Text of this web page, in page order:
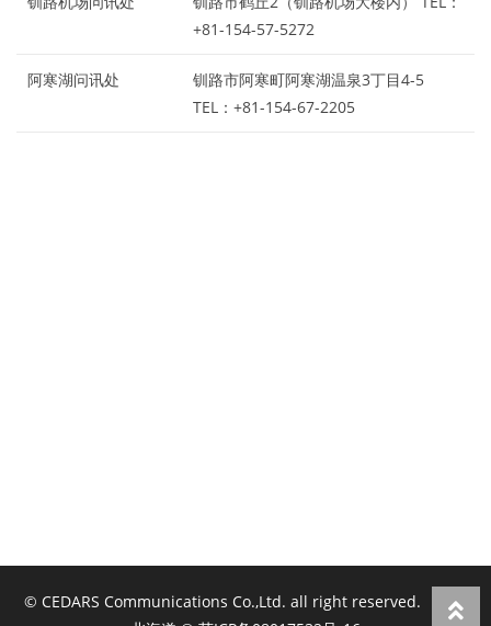
+81-154-57-5272
阿寒湖问讯处
钏路市阿寒町阿寒湖温泉3丁目4-5
TEL：+81-154-67-2205
© CEDARS Communications Co.,Ltd. all right reserved.
悠悠